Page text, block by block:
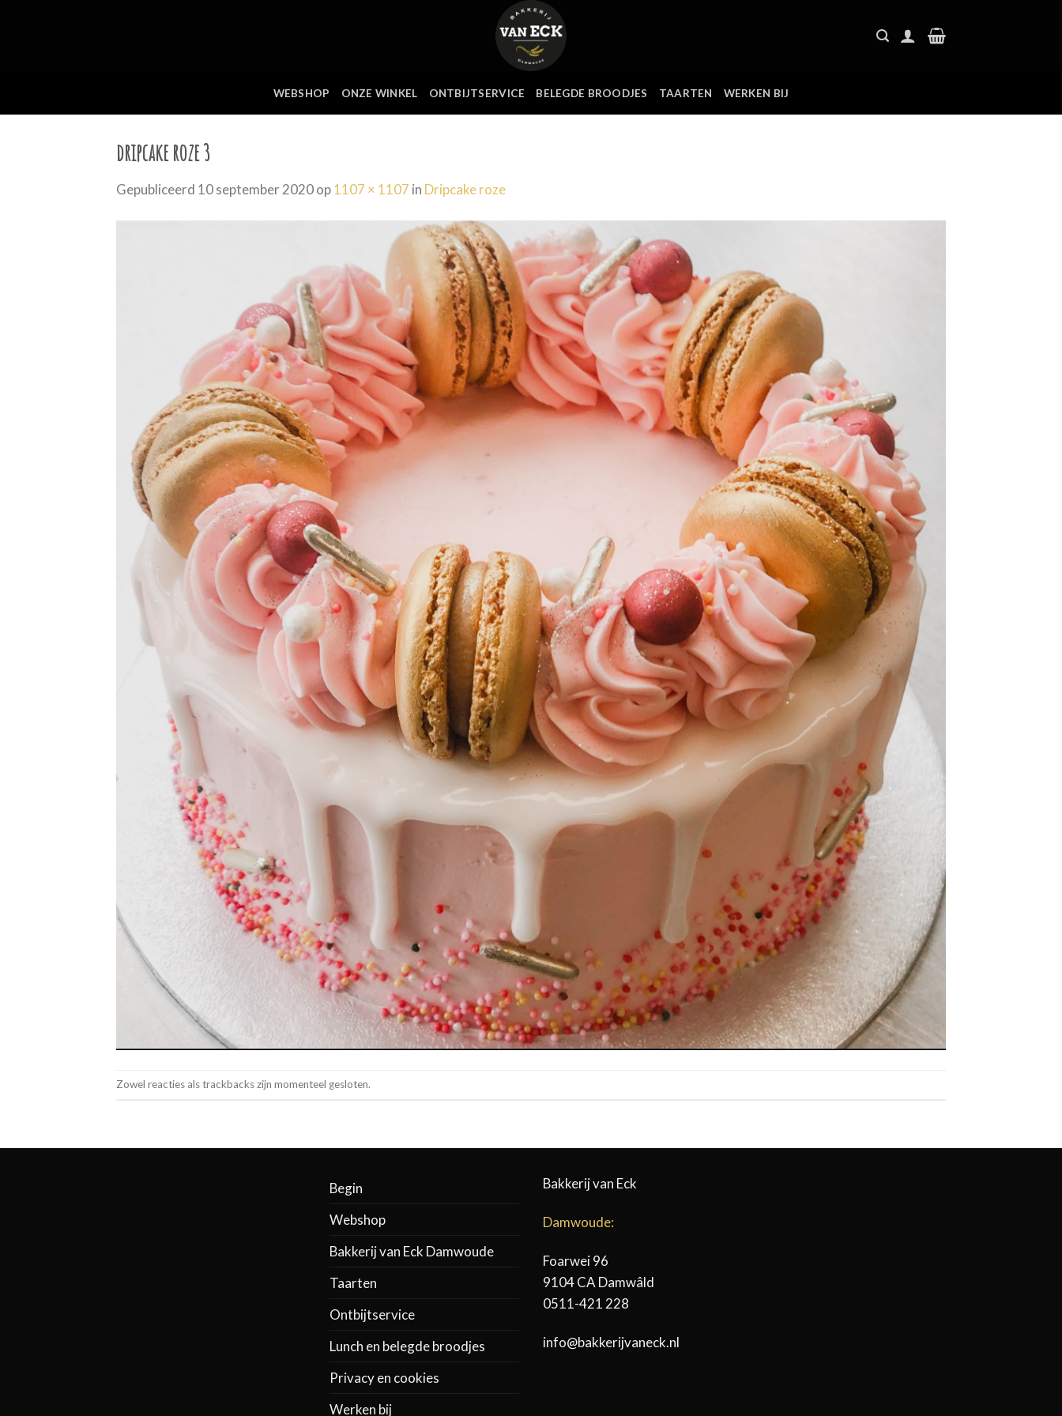
WEBSHOP ONZE WINKEL ONTBIJTSERVICE BELEGDE BROODJES TAARTEN WERKEN BIJ
dripcake roze 3
Gepubliceerd 10 september 2020op1107 × 1107 in Dripcake roze
Zowel reacties als trackbacks zijn momenteel gesloten.
Begin
Webshop
Bakkerij van Eck Damwoude
Taarten
Ontbijtservice
Lunch en belegde broodjes
Privacy en cookies
Werken bij
Bakkerij van Eck
Damwoude:
Foarwei 96
9104 CA Damwâld
0511-421 228
info@bakkerijvaneck.nl